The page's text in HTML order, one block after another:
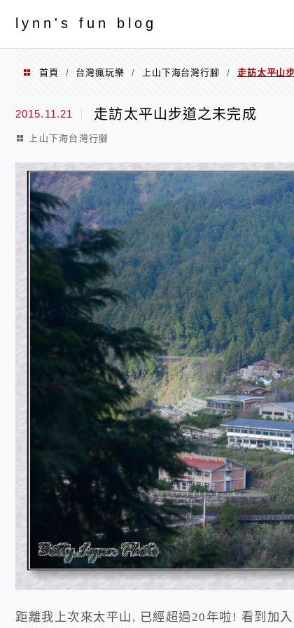
ly nn's fun blog
首頁 / 台灣瘋玩樂 / 上山下海台灣行腳 / 走訪太平山
2015.11.21 走訪太平山步道之未完成
上山下海台灣行腳
距離我上次來太平山, 已經超過20年啦! 看到加